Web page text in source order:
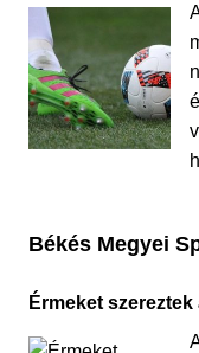
Békés Megyei
Érmeket